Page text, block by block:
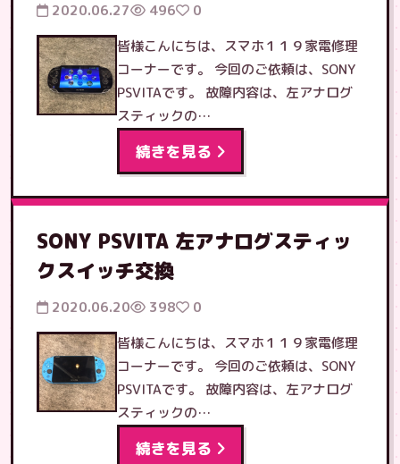
2020.06.27 496
0
皆様こんにちは、スマホ１１９家電修理
コーナーです。 今回のご依頼は、SONY
PSVITAです。 故障内容は、左アナログ
スティックの…
続きを見る
SONY PSVITA 左アナログスティッ
クスイッチ交換
2020.06.20 398
0
皆様こんにちは、スマホ１１９家電修理
コーナーです。 今回のご依頼は、SONY
PSVITAです。 故障内容は、左アナログ
スティックの…
続きを見る